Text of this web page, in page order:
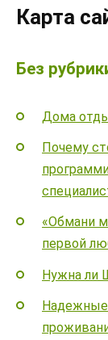
Карта
Без
Дома
Почему
«Обмани
первой
Нужна ли
Надежные